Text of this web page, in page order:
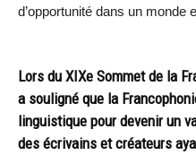
d’opportunité dans un monde
Lors du XIXe Sommet de la
a souligné que la
linguistique pour devenir un
des écrivains et créateurs